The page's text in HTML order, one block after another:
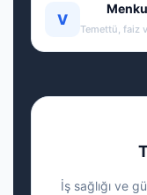
V
Temettü, faiz
İş sağlığı ve